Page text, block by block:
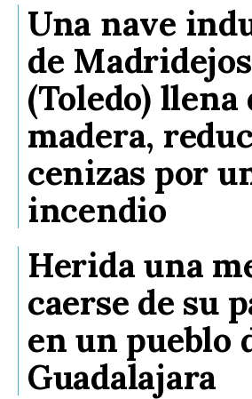
Una nave
de Madridejos
(Toledo) llena
madera,
cenizas por
incendio
Herida una
caerse de su
en un pueblo
Guadalajara